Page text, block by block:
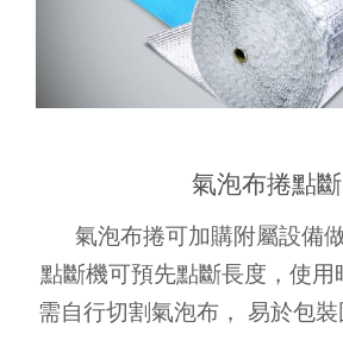
氣泡布捲點斷
氣泡布捲可加購附屬設備
點斷機可預先點斷長度，使
需自行切割氣泡布， 易於包裝